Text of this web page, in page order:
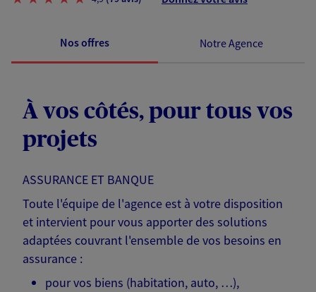
Nos offres Notre Agence
À vos côtés, pour tous vos
projets
ASSURANCE ET BANQUE
Toute l'équipe de l'agence est à votre disposition
et intervient pour vous apporter des solutions
adaptées couvrant l'ensemble de vos besoins en
assurance :
pour vos biens (habitation, auto, …),